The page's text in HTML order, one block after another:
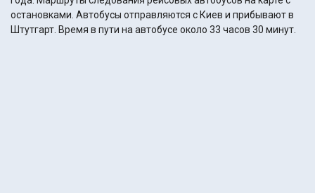
остановками. Автобусы отправляются с Киев и прибывают в
Штутгарт. Время в пути на автобусе около 33 часов 30 минут.